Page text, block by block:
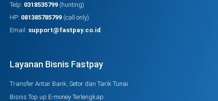
Telp: 0318535799 (hunting)
HP: 081385785799 (call only)
Email: support@fastpay.co.id
Layanan Bisnis Fastpay
Transfer Antar Bank, Setor dan Tarik Tunai
Bisnis Top up E-money Terlengkap